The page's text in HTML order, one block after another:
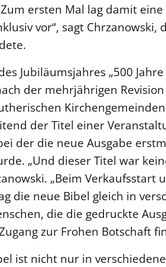
ersten Mal lag damit
vor“, sagt Chrzanowski,
Jubiläumsjahres „500
der mehrjährigen
der Titel einer
der die neue Ausgabe
„Und dieser Titel war
„Beim Verkaufsstart
die neue Bibel gleich in
die die gedruckte
zur Frohen Botschaft
ist nicht nur in